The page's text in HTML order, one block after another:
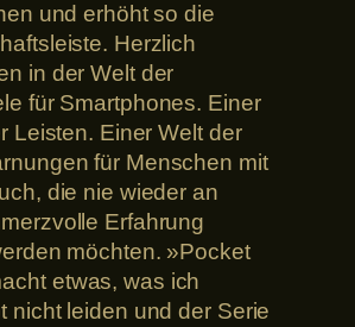
und erhöht so die
Herzlich
in der Welt der
für Smartphones. Einer
Leisten. Einer Welt der
für Menschen mit
die nie wieder an
Erfahrung
möchten. »Pocket
etwas, was ich
nicht leiden und der Serie